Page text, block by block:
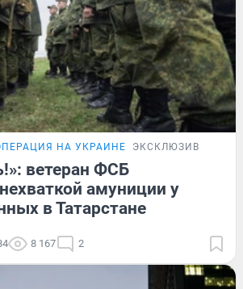
НА УКРАИНЕ ЭКСКЛЮЗИВ
ветеран ФСБ
амуниции у
в Татарстане
8 167 2